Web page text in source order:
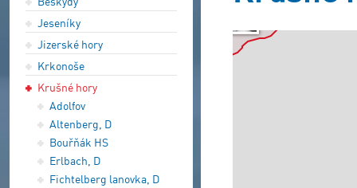
Jeseníky
Jizerské hory
Krkonoše
Krušné hory
Adolfov
Altenberg, D
Bouřňák HS
Erlbach, D
Fichtelberg lanovka, D